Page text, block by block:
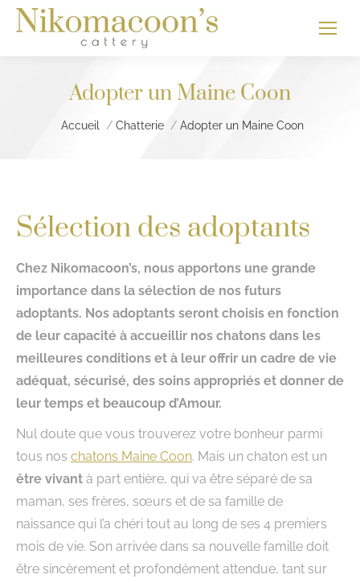
Adopter un Maine Coon
Vous êtes ici :
Accueil Chatterie Adopter un Maine Coon
Sélection des adoptants
Chez Nikomacoon’s, nous apportons une grande
importance dans la sélection de nos futurs
adoptants. Nos adoptants seront choisis en fonction
de leur capacité à accueillir nos chatons dans les
meilleures conditions et à leur offrir un cadre de vie
adéquat, sécurisé, des soins appropriés et donner de
leur temps et beaucoup d’Amour.
Nul doute que vous trouverez votre bonheur parmi
tous nos chatons Maine Coon. Mais un chaton est un
être vivant à part entière, qui va être séparé de sa
maman, ses frères, sœurs et de sa famille de
naissance qui l’a chéri tout au long de ses 4 premiers
mois de vie. Son arrivée dans sa nouvelle famille doit
être sincèrement et profondément attendue, tant sur